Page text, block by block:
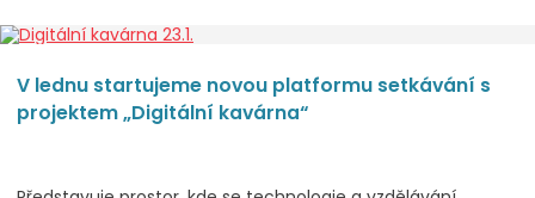
V lednu startujeme novou platformu setkávání s
projektem „Digitální kavárna“